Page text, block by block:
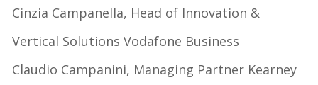
Cinzia Campanella, Head of Innovation &
Vertical Solutions Vodafone Business
Claudio Campanini, Managing Partner Kearney